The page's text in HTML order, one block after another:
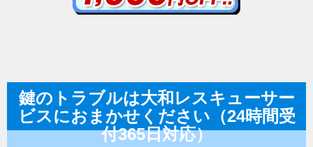
鍵のトラブルは大和レスキューサー
ビスにおまかせください（24時間受
付365日対応）